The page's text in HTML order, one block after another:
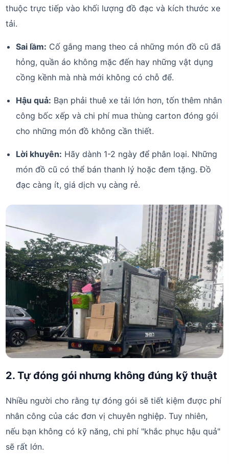
thuộc trực tiếp vào khối lượng đồ đạc và kích thước xe
tải.
Sai lầm: Cố gắng mang theo cả những món đồ cũ đã
hỏng, quần áo không mặc đến hay những vật dụng
cồng kềnh mà nhà mới không có chỗ để.
Hậu quả: Bạn phải thuê xe tải lớn hơn, tốn thêm nhân
công bốc xếp và chi phí mua thùng carton đóng gói
cho những món đồ không cần thiết.
Lời khuyên: Hãy dành 1-2 ngày để phân loại. Những
món đồ cũ có thể bán thanh lý hoặc đem tặng. Đồ
đạc càng ít, giá dịch vụ càng rẻ.
2. Tự đóng gói nhưng không đúng kỹ thuật
Nhiều người cho rằng tự đóng gói sẽ tiết kiệm được phí
nhân công của các đơn vị chuyên nghiệp. Tuy nhiên,
nếu bạn không có kỹ năng, chi phí "khắc phục hậu quả"
sẽ rất lớn.